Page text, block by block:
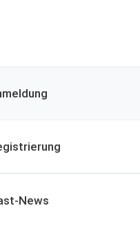
News